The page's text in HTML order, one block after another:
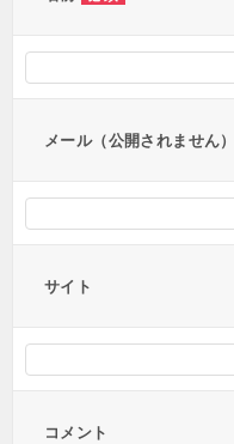
メール（公開されません）
サイト
コメント